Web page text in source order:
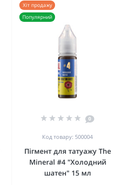
Хіт продажу
Популярний
0
Код товару: 500004
Пігмент для татуажу The
Mineral #4 "Холодний
шатен" 15 мл